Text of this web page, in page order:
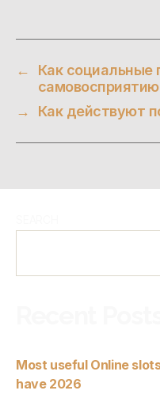
←
Как
→
Как действуют
Most useful Online
have 2026